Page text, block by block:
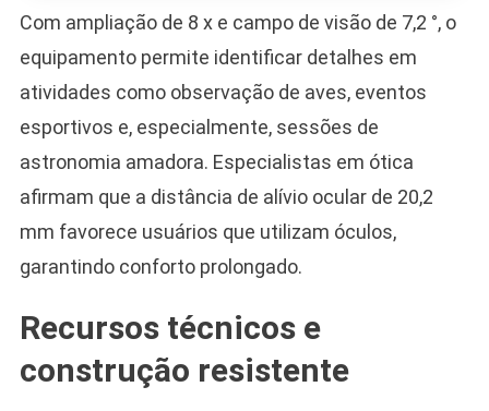
Com ampliação de 8 x e campo de visão de 7,2 °, o
equipamento permite identificar detalhes em
atividades como observação de aves, eventos
esportivos e, especialmente, sessões de
astronomia amadora. Especialistas em ótica
afirmam que a distância de alívio ocular de 20,2
mm favorece usuários que utilizam óculos,
garantindo conforto prolongado.
Recursos técnicos e
construção resistente